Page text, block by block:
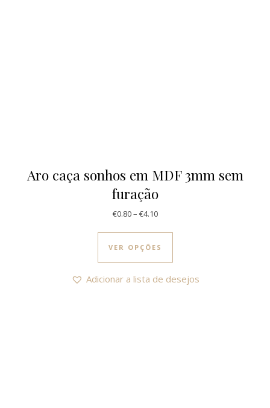
Aro caça sonhos em MDF 3mm sem
furação
€0.80– €4.10Price range: €0.80 through
VER OPÇÕES
This product has
Adicionar a lista de desejos